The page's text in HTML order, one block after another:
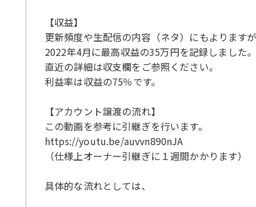
【収益】
更新頻度や生配信の内容（ネタ）にもよります
2022年4月に最高収益の35万円を記録しました。
直近の詳細は収支欄をご参照ください。
利益率は収益の75％です。
【アカウント譲渡の流れ】
この動画を参考に引継ぎを行います。
https://youtu.be/auvvn890nJA
（仕様上オーナー引継ぎに１週間かかります）
具体的な流れとしては、